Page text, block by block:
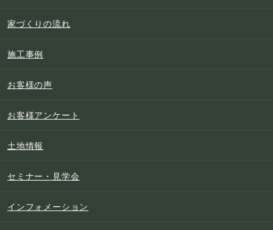
家づくりの流れ
施工事例
お客様の声
お客様アンケート
土地情報
セミナー・見学会
インフォメーション